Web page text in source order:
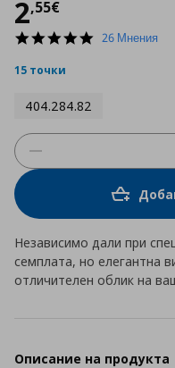
2,55€
Цена
4.8
26 Мнения
15 точки
404.284.82
Независимо дали при
семплата, но елегантна
отличителен облик на
Описание на продукта